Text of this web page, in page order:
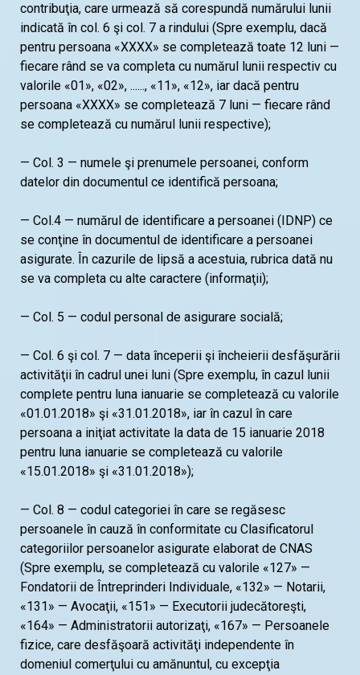
contribuţia, care urmează să corespundă numărului lunii
indicată în col. 6 şi col. 7 a rindului (Spre exemplu, dacă
pentru persoana «XXXX» se completează toate 12 luni —
fiecare rând se va completa cu numărul lunii respectiv cu
valorile «01», «02», ......, «11», «12», iar dacă pentru
persoana «XXXX» se completează 7 luni — fiecare rând
se completează cu numărul lunii respective);
— Col. 3 — numele şi prenumele persoanei, conform
datelor din documentul ce identifică persoana;
— Col.4 — numărul de identificare a persoanei (IDNP) ce
se conţine în documentul de identificare a persoanei
asigurate. În cazurile de lipsă a acestuia, rubrica dată nu
se va completa cu alte caractere (informaţii);
— Col. 5 — codul personal de asigurare socială;
— Col. 6 şi col. 7 — data începerii şi încheierii desfăşurării
activităţii în cadrul unei luni (Spre exemplu, în cazul lunii
complete pentru luna ianuarie se completează cu valorile
«01.01.2018» şi «31.01.2018», iar în cazul în care
persoana a iniţiat activitate la data de 15 ianuarie 2018
pentru luna ianuarie se completează cu valorile
«15.01.2018» şi «31.01.2018»);
— Col. 8 — codul categoriei în care se regăsesc
persoanele în cauză în conformitate cu Clasificatorul
categoriilor persoanelor asigurate elaborat de CNAS
(Spre exemplu, se completează cu valorile «127» —
Fondatorii de Întreprinderi Individuale, «132» — Notarii,
«131» — Avocaţii, «151» — Executorii judecătoreşti,
«164» — Administratorii autorizaţi, «167» — Persoanele
fizice, care desfăşoară activităţi independente în
domeniul comerţului cu amănuntul, cu excepţia